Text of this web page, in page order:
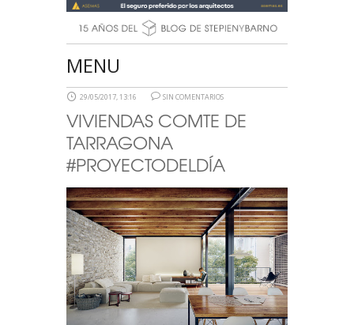
MENU
29/05/2017, 13:16 SIN COMENTARIOS
VIVIENDAS COMTE DE
TARRAGONA
#PROYECTODELDÍA